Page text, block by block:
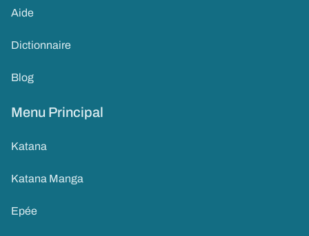
Aide
Dictionnaire
Blog
Menu Principal
Katana
Katana Manga
Epée